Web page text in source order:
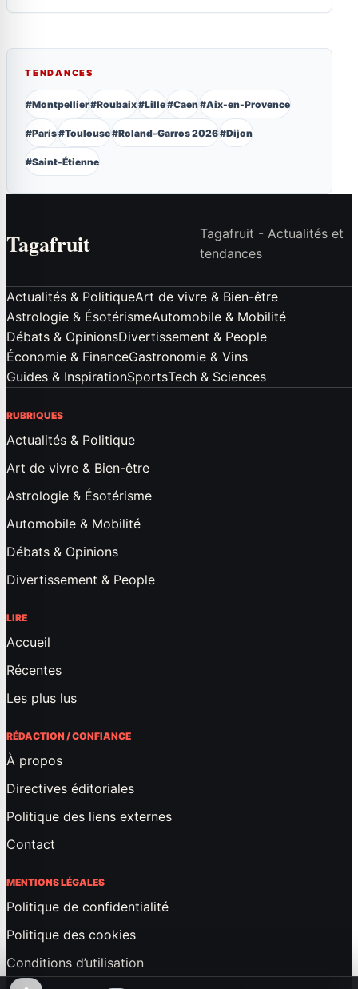
TENDANCES
#Montpellier#Roubaix#Lille#Caen#Aix-en-Provence
#Paris#Toulouse#Roland-Garros 2026#Dijon
#Saint-Étienne
Tagafruit
Tagafruit - Actualités et
tendances
Actualités & PolitiqueArt de vivre & Bien-être
Astrologie & ÉsotérismeAutomobile & Mobilité
Débats & OpinionsDivertissement & People
Économie & FinanceGastronomie & Vins
Guides & InspirationSportsTech & Sciences
RUBRIQUES
Actualités & Politique
Art de vivre & Bien-être
Astrologie & Ésotérisme
Automobile & Mobilité
Débats & Opinions
Divertissement & People
LIRE
Accueil
Récentes
Les plus lus
RÉDACTION / CONFIANCE
À propos
Directives éditoriales
Politique des liens externes
Contact
MENTIONS LÉGALES
Politique de confidentialité
Politique des cookies
Conditions d’utilisation